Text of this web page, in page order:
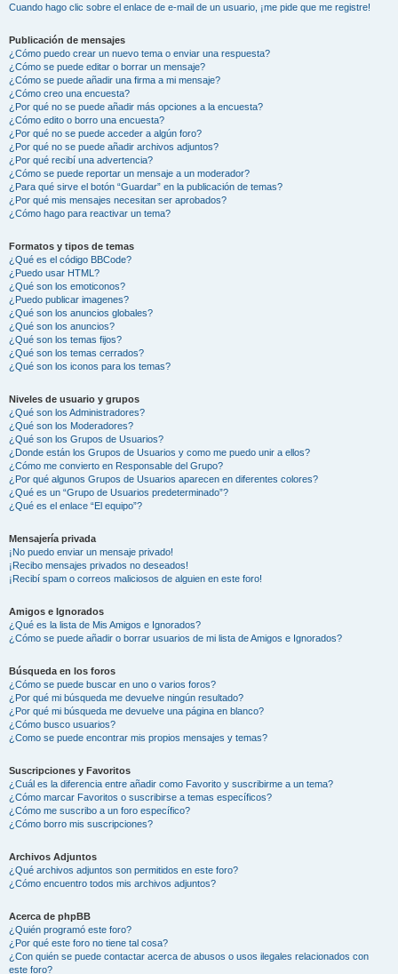
Cuando hago clic sobre el enlace de e-mail de un usuario, ¡me pide que me registre!
Publicación de mensajes
¿Cómo puedo crear un nuevo tema o enviar una respuesta?
¿Cómo se puede editar o borrar un mensaje?
¿Cómo se puede añadir una firma a mi mensaje?
¿Cómo creo una encuesta?
¿Por qué no se puede añadir más opciones a la encuesta?
¿Cómo edito o borro una encuesta?
¿Por qué no se puede acceder a algún foro?
¿Por qué no se puede añadir archivos adjuntos?
¿Por qué recibí una advertencia?
¿Cómo se puede reportar un mensaje a un moderador?
¿Para qué sirve el botón “Guardar” en la publicación de temas?
¿Por qué mis mensajes necesitan ser aprobados?
¿Cómo hago para reactivar un tema?
Formatos y tipos de temas
¿Qué es el código BBCode?
¿Puedo usar HTML?
¿Qué son los emoticonos?
¿Puedo publicar imagenes?
¿Qué son los anuncios globales?
¿Qué son los anuncios?
¿Qué son los temas fijos?
¿Qué son los temas cerrados?
¿Qué son los iconos para los temas?
Niveles de usuario y grupos
¿Qué son los Administradores?
¿Qué son los Moderadores?
¿Qué son los Grupos de Usuarios?
¿Donde están los Grupos de Usuarios y como me puedo unir a ellos?
¿Cómo me convierto en Responsable del Grupo?
¿Por qué algunos Grupos de Usuarios aparecen en diferentes colores?
¿Qué es un “Grupo de Usuarios predeterminado”?
¿Qué es el enlace “El equipo”?
Mensajería privada
¡No puedo enviar un mensaje privado!
¡Recibo mensajes privados no deseados!
¡Recibí spam o correos maliciosos de alguien en este foro!
Amigos e Ignorados
¿Qué es la lista de Mis Amigos e Ignorados?
¿Cómo se puede añadir o borrar usuarios de mi lista de Amigos e Ignorados?
Búsqueda en los foros
¿Cómo se puede buscar en uno o varios foros?
¿Por qué mi búsqueda me devuelve ningún resultado?
¿Por qué mi búsqueda me devuelve una página en blanco?
¿Cómo busco usuarios?
¿Como se puede encontrar mis propios mensajes y temas?
Suscripciones y Favoritos
¿Cuál es la diferencia entre añadir como Favorito y suscribirme a un tema?
¿Cómo marcar Favoritos o suscribirse a temas específicos?
¿Cómo me suscribo a un foro específico?
¿Cómo borro mis suscripciones?
Archivos Adjuntos
¿Qué archivos adjuntos son permitidos en este foro?
¿Cómo encuentro todos mis archivos adjuntos?
Acerca de phpBB
¿Quién programó este foro?
¿Por qué este foro no tiene tal cosa?
¿Con quién se puede contactar acerca de abusos o usos ilegales relacionados con
este foro?